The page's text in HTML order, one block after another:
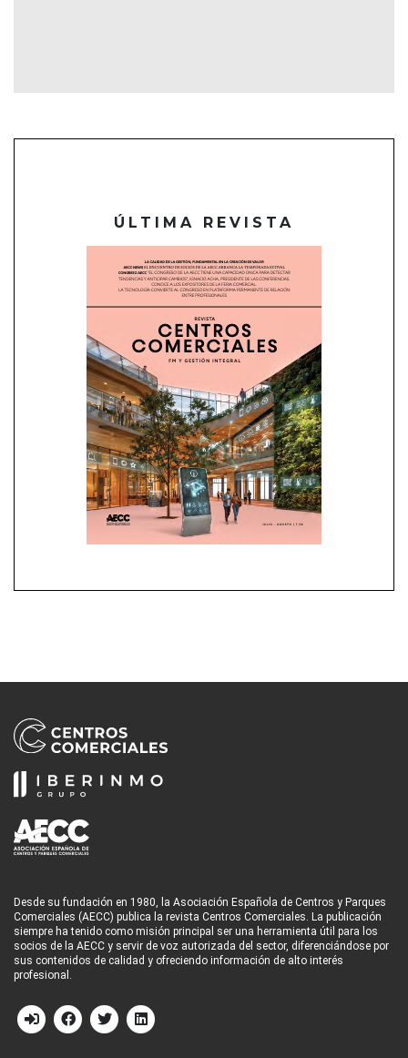
ÚLTIMA REVISTA
Desde su fundación en 1980, la Asociación Española de Centros y Parques
Comerciales (AECC) publica la revista Centros Comerciales. La publicación
siempre ha tenido como misión principal ser una herramienta útil para los
socios de la AECC y servir de voz autorizada del sector, diferenciándose por
sus contenidos de calidad y ofreciendo información de alto interés
profesional.